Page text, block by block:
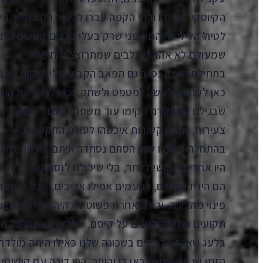
הקיוסקים נסגרו ובתי הקפה עברו לפעול רק במשך
לטיול הלילי שלהם מפני שרק בעלי כלבים מעטים
שמעולם לא אהבתי כלבים שמתרוצצים חופשי.
בתחילת השנה נסגר גם הפאב הקבוע שלי, מקום
כאן לשתות, לעשן, לפטפט ולשחק, וכדי לגדף את
שבגילם המתקדם הקימו עוד משפחה, עם נשים
צעירות, שכולן קשורות איכשהו לעולם התקשורת.
בהתחלה חשבנו שמן הסתם נסתדר איתם איכשהו,
היו אחרים, נוקשים יותר, בלי שיכולנו לנסח מה
הם היו ידידותיים, לפעמים אפילו אדיבים, אבל
פינוי מהדירה, ודירה אחרת פשוט לא היה אפשר
תקועים פתקים קטנים על קיסם, שדרשו לשמור על
בלעג שאנחנו דבקים בשכונה שלנו כאילו היתה